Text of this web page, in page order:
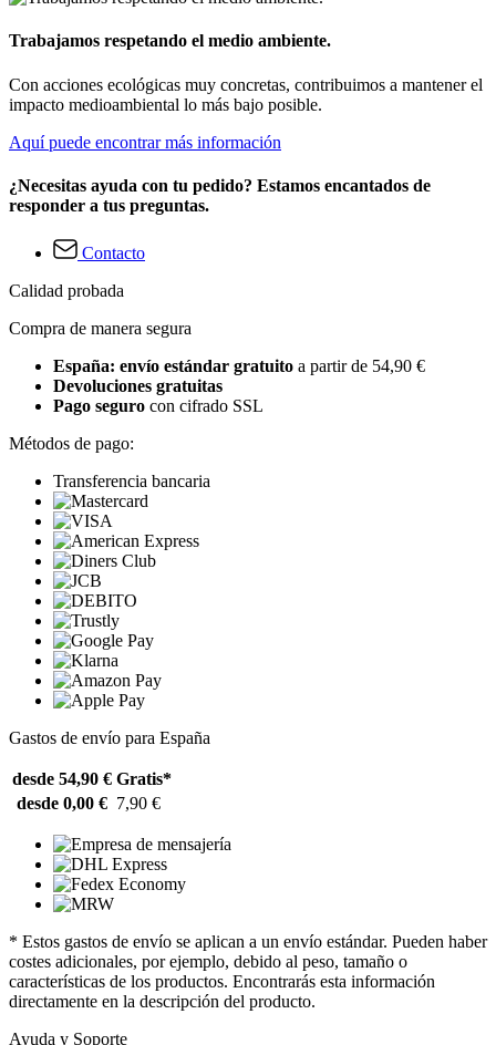
Trabajamos respetando el medio ambiente.
Con acciones ecológicas muy concretas, contribuimos a mantener el
impacto medioambiental lo más bajo posible.
Aquí puede encontrar más información
¿Necesitas ayuda con tu pedido? Estamos encantados de
responder a tus preguntas.
Contacto
Calidad probada
Compra de manera segura
España: envío estándar gratuito a partir de 54,90 €
Devoluciones gratuitas
Pago seguro con cifrado SSL
Métodos de pago:
Transferencia bancaria
Gastos de envío para España
desde 54,90 € Gratis*
desde 0,00 € 7,90 €
* Estos gastos de envío se aplican a un envío estándar. Pueden haber
costes adicionales, por ejemplo, debido al peso, tamaño o
características de los productos. Encontrarás esta información
directamente en la descripción del producto.
Ayuda y Soporte